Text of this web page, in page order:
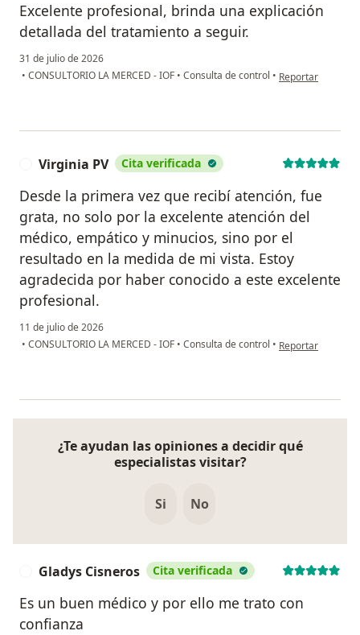
Excelente profesional, brinda una explicación
detallada del tratamiento a seguir.
31 de julio de 2026
• CONSULTORIO LA MERCED - IOF • Consulta de control • en opinión del
Reportar
Virginia PV Cita verificada
Desde la primera vez que recibí atención, fue
grata, no solo por la excelente atención del
médico, empático y minucios, sino por el
resultado en la medida de mi vista. Estoy
agradecida por haber conocido a este excelente
profesional.
11 de julio de 2026
• CONSULTORIO LA MERCED - IOF • Consulta de control • en opinión del
Reportar
¿Te ayudan las opiniones a decidir qué
especialistas visitar?
Si No
Gladys Cisneros Cita verificada
Es un buen médico y por ello me trato con
confianza